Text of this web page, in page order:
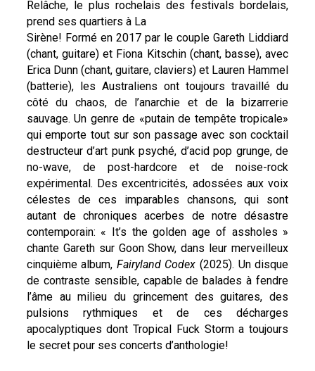
Relâche, le plus rochelais des festivals bordelais,
prend ses quartiers à La
Sirène! Formé en 2017 par le couple Gareth Liddiard
(chant, guitare) et Fiona Kitschin (chant, basse), avec
Erica Dunn (chant, guitare, claviers) et Lauren Hammel
(batterie), les Australiens ont toujours travaillé du
côté du chaos, de l’anarchie et de la bizarrerie
sauvage. Un genre de «putain de tempête tropicale»
qui emporte tout sur son passage avec son cocktail
destructeur d’art punk psyché, d’acid pop grunge, de
no-wave, de post-hardcore et de noise-rock
expérimental. Des excentricités, adossées aux voix
célestes de ces imparables chansons, qui sont
autant de chroniques acerbes de notre désastre
contemporain: « It’s the golden age of assholes »
chante Gareth sur Goon Show, dans leur merveilleux
cinquième album, Fairyland Codex (2025). Un disque
de contraste sensible, capable de balades à fendre
l’âme au milieu du grincement des guitares, des
pulsions rythmiques et de ces décharges
apocalyptiques dont Tropical Fuck Storm a toujours
le secret pour ses concerts d’anthologie!